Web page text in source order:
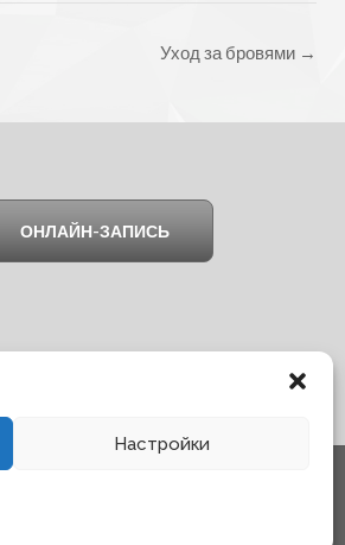
Настройки
Уход за бровями →
ОНЛАЙН-ЗАПИСЬ